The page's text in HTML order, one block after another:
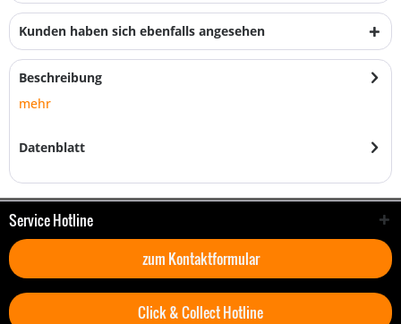
Kunden haben sich ebenfalls angesehen
Beschreibung
mehr
Datenblatt
Service Hotline
zum Kontaktformular
Click & Collect Hotline